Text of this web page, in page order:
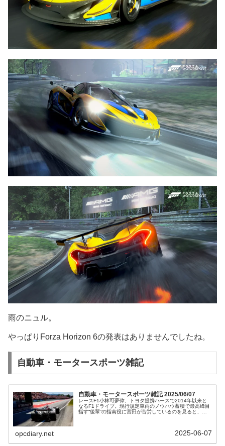
雨のニュル。
やっぱりForza Horizon 6の発表はありませんでしたね。
自動車・モータースポーツ雑記
自動車・モータースポーツ雑記 2025/06/07
レースF1小林可夢偉、トヨタ提携ハースで2014年以来と
なるF1ドライブ。現行規定車両のノウハウ蓄積で最高峰目
指す“後輩”の指南役に宮田が苦労しているのを見ると、今
opcdiary.net 2025-06-07